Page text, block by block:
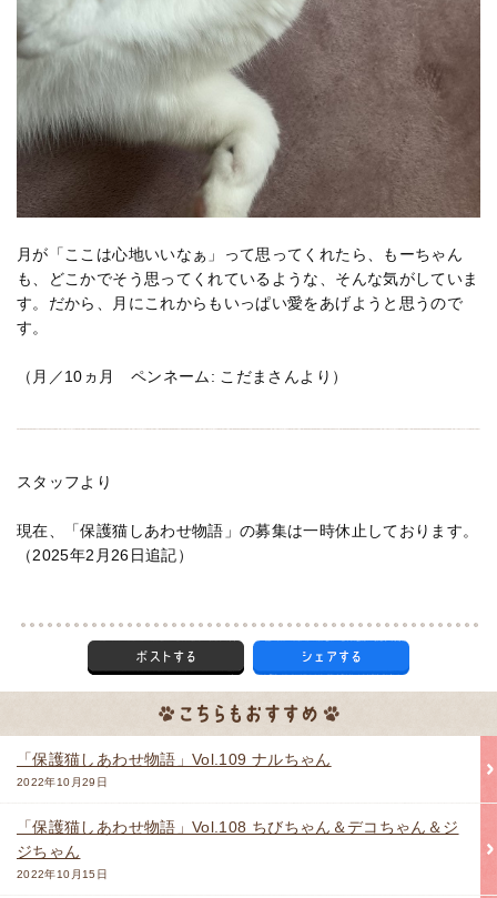
月が「ここは心地いいなぁ」って思ってくれたら、もーちゃん
も、どこかでそう思ってくれているような、そんな気がしていま
す。だから、月にこれからもいっぱい愛をあげようと思うので
す。
（月／10ヵ月 ペンネーム: こだまさんより）
スタッフより
現在、「保護猫しあわせ物語」の募集は一時休止しております。
（2025年2月26日追記）
「保護猫しあわせ物語」Vol.109 ナルちゃん
2022年10月29日
「保護猫しあわせ物語」Vol.108 ちびちゃん＆デコちゃん＆ジ
ジちゃん
2022年10月15日